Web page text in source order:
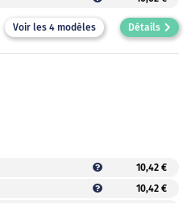
Voir les 4 modèles Détails
10,42 €
10,42 €